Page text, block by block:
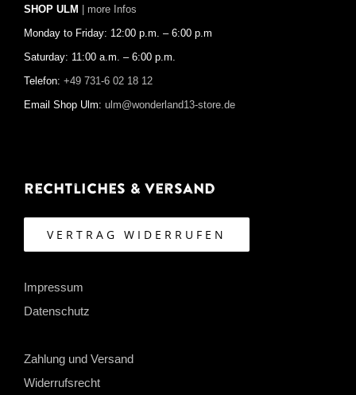
SHOP ULM | more Infos
Monday to Friday: 12:00 p.m. – 6:00 p.m
Saturday: 11:00 a.m. – 6:00 p.m.
Telefon: +49 731-6 02 18 12
Email Shop Ulm: ulm@wonderland13-store.de
Rechtliches & Versand
VERTRAG WIDERRUFEN
Impressum
Datenschutz
Zahlung und Versand
Widerrufsrecht